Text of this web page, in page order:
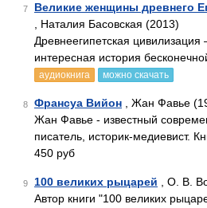
7
Великие женщины древнего
, Наталия Басовская (2013)
Древнеегипетская цивилизация
интересная история
аудиокнига можно скачать
8 Франсуа Вийон , Жан Фавье
Жан Фавье - известный
писатель, историк-медиевист.
450 руб
9 100 великих рыцарей , О. В.
Автор книги "100 великих